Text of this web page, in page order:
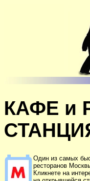
КАФЕ и
Один из самых
ресторанов
Кликнете на